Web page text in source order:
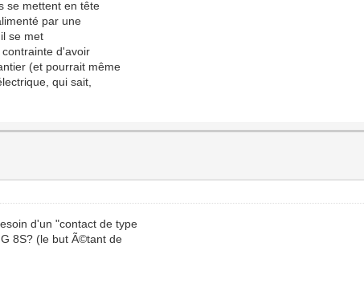
se mettent en tête
par une
se met
d'avoir
(et pourrait même
qui sait,
d'un "contact de type
8S? (le but Ã©tant de